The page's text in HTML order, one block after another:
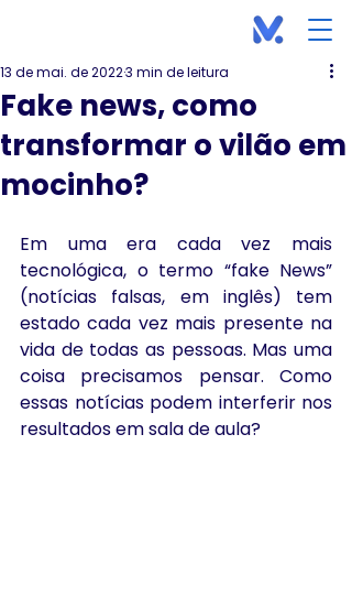
Fake news, como
transformar o vilão em
mocinho?
13 de mai. de 20223 min de leitura
Em uma era cada vez mais
tecnológica, o termo “fake News”
(notícias falsas, em inglês) tem
estado cada vez mais presente na
vida de todas as pessoas. Mas uma
coisa precisamos pensar. Como
essas notícias podem interferir nos
resultados em sala de aula?